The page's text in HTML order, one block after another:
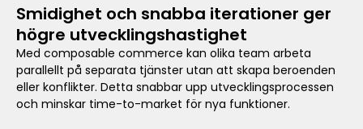
Smidighet och snabba iterationer ger
högre utvecklingshastighet
Med composable commerce kan olika team arbeta
parallellt på separata tjänster utan att skapa beroenden
eller konflikter. Detta snabbar upp utvecklingsprocessen
och minskar time-to-market för nya funktioner.